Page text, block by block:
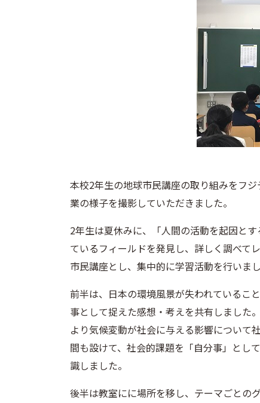
本校2年生の地球市民講座の取り組みをフ
業の様子を撮影していただきました。
2年生は夏休みに、「人間の活動を起因と
ているフィールドを発見し、詳しく調べて
市民講座とし、集中的に学習活動を行いまし
前半は、日本の環境風景が失われているこ
事として捉えた感想・考えを共有しました
より気候変動が社会に与える影響について
間も設けて、社会的課題を「自分事」とし
識しました。
後半は教室にに場所を移し、テーマごとの